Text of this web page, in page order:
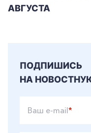
АВГУСТА
ПОДПИШИСЬ
НА
Ваш e-mail*